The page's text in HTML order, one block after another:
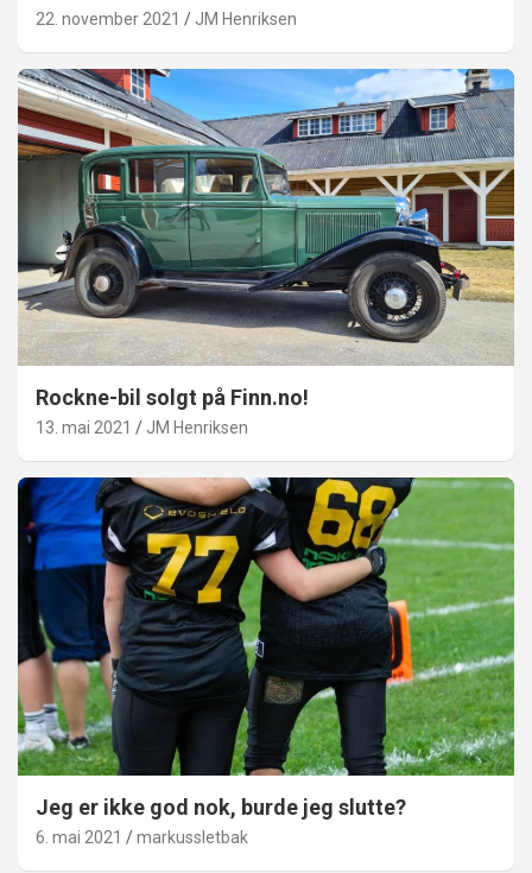
22. november 2021 JM Henriksen
Rockne-bil solgt på Finn.no!
13. mai 2021 JM Henriksen
Jeg er ikke god nok, burde jeg slutte?
6. mai 2021 markussletbak